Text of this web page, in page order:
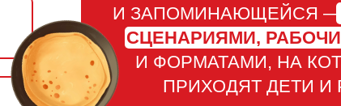
И ЗАПОМИНАЮЩЕЙСЯ —
СЦЕНАРИЯМИ,
И ФОРМАТАМИ, НА
ПРИХОДЯТ ДЕТИ И